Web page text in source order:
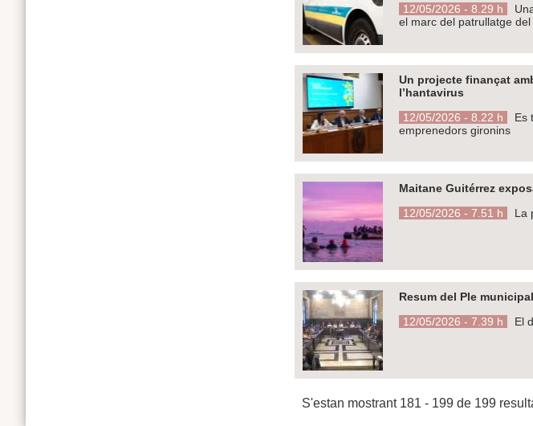
12/05/2026 - 8.29 h
el marc del patrullatge del
Un projecte finançat
l’hantavirus
12/05/2026 - 8.22 h
Es
emprenedors gironins
Maitane Guitérrez
12/05/2026 - 7.51 h
La
Resum del Ple
12/05/2026 - 7.39 h
El
S'estan mostrant 181 - 199 de 199